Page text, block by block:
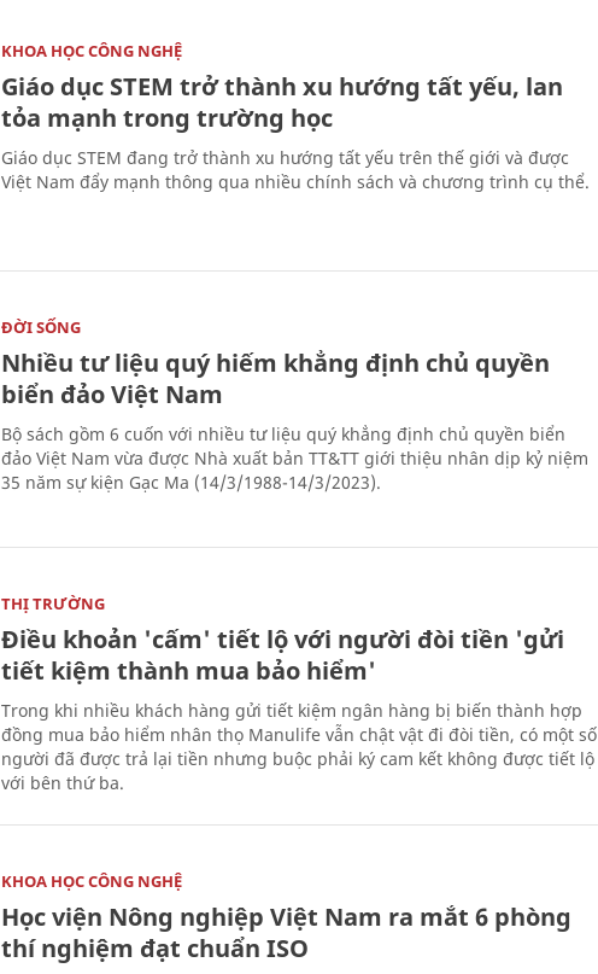
KHOA HỌC CÔNG NGHỆ
Giáo dục STEM trở thành xu hướng tất yếu, lan
tỏa mạnh trong trường học
Giáo dục STEM đang trở thành xu hướng tất yếu trên thế giới và được
Việt Nam đẩy mạnh thông qua nhiều chính sách và chương trình cụ thể.
ĐỜI SỐNG
Nhiều tư liệu quý hiếm khẳng định chủ quyền
biển đảo Việt Nam
Bộ sách gồm 6 cuốn với nhiều tư liệu quý khẳng định chủ quyền biển
đảo Việt Nam vừa được Nhà xuất bản TT&TT giới thiệu nhân dịp kỷ niệm
35 năm sự kiện Gạc Ma (14/3/1988-14/3/2023).
THỊ TRƯỜNG
Điều khoản 'cấm' tiết lộ với người đòi tiền 'gửi
tiết kiệm thành mua bảo hiểm'
Trong khi nhiều khách hàng gửi tiết kiệm ngân hàng bị biến thành hợp
đồng mua bảo hiểm nhân thọ Manulife vẫn chật vật đi đòi tiền, có một số
người đã được trả lại tiền nhưng buộc phải ký cam kết không được tiết lộ
với bên thứ ba.
KHOA HỌC CÔNG NGHỆ
Học viện Nông nghiệp Việt Nam ra mắt 6 phòng
thí nghiệm đạt chuẩn ISO